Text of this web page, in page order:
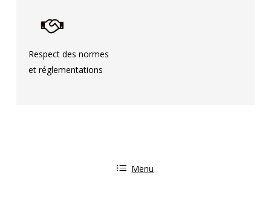
Respect des normes
et réglementations
Menu